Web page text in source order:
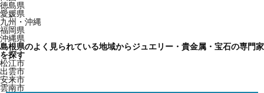
徳島県
愛媛県
九州・沖縄
福岡県
沖縄県
島根県のよく見られている地域からジュエリー・貴金属・宝石の専門家
を探す
松江市
出雲市
安来市
雲南市